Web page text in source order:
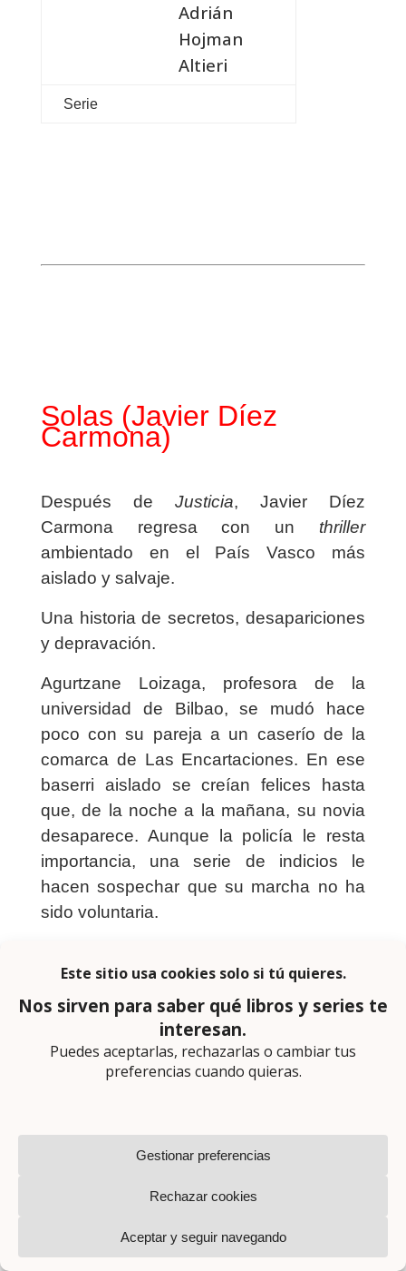
Adrián
Hojman
Altieri
Serie
Solas (Javier Díez
Carmona)
Después de Justicia, Javier Díez
Carmona regresa con un thriller
ambientado en el País Vasco más
aislado y salvaje.
Una historia de secretos, desapariciones
y depravación.
Agurtzane Loizaga, profesora de la
universidad de Bilbao, se mudó hace
poco con su pareja a un caserío de la
comarca de Las Encartaciones. En ese
baserri aislado se creían felices hasta
que, de la noche a la mañana, su novia
desaparece. Aunque la policía le resta
importancia, una serie de indicios le
hacen sospechar que su marcha no ha
sido voluntaria.
afincado en Bilbao, lejos de su Cuba
natal, cuando un viejo amigo le pide
ayuda para encontrar a su hija. No hay
noticias suyas desde que dejó la casa de
las ancianas que cuidaba en una
Gordobil, suboficial de la Ertzaintza de
sin ser consciente de las dimensiones de
su empeño.